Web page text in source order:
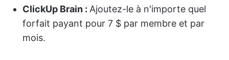
ClickUp Brain : Ajoutez-le à n'importe quel
forfait payant pour 7 $ par membre et par
mois.